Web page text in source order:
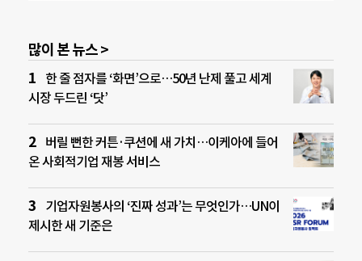
많이 본 뉴스 >
한 줄 점자를 ‘화면’으로…50년 난제 풀고 세계
시장 두드린 ‘닷’
버릴 뻔한 커튼·쿠션에 새 가치…이케아에 들어
온 사회적기업 재봉 서비스
기업자원봉사의 ‘진짜 성과’는 무엇인가…UN이
제시한 새 기준은